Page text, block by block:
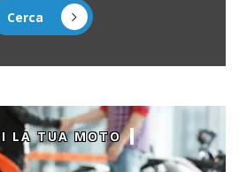
Cerca
LA TUA MOTO